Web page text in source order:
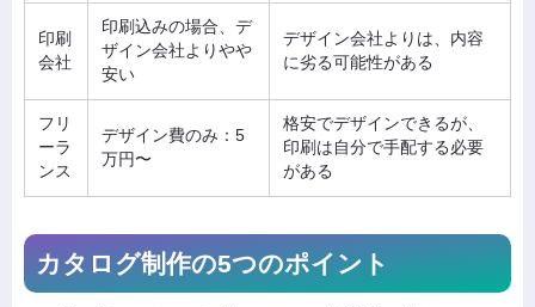
印刷
会社
印刷込みの場合、デ
ザイン会社よりやや
安い
デザイン会社よりは、内容
に劣る可能性がある
フリ
ーラ
ンス
デザイン費のみ：5
万円〜
格安でデザインできるが、
印刷は自分で手配する必要
がある
カタログ制作の5つのポイント